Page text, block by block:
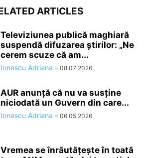
ARTICLES
Televiziunea publică maghiară
suspendă difuzarea ştirilor: „Ne
cerem scuze că am...
Ionescu Adriana - 08 07 2026
AUR anunță că nu va susține
niciodată un Guvern din care...
Ionescu Adriana - 06 05 2026
Vremea se înrăutăţeşte în toată